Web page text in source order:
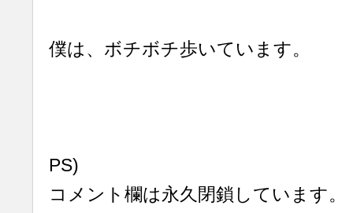
僕は、ボチボチ歩いています。
PS)
コメント欄は永久閉鎖しています。